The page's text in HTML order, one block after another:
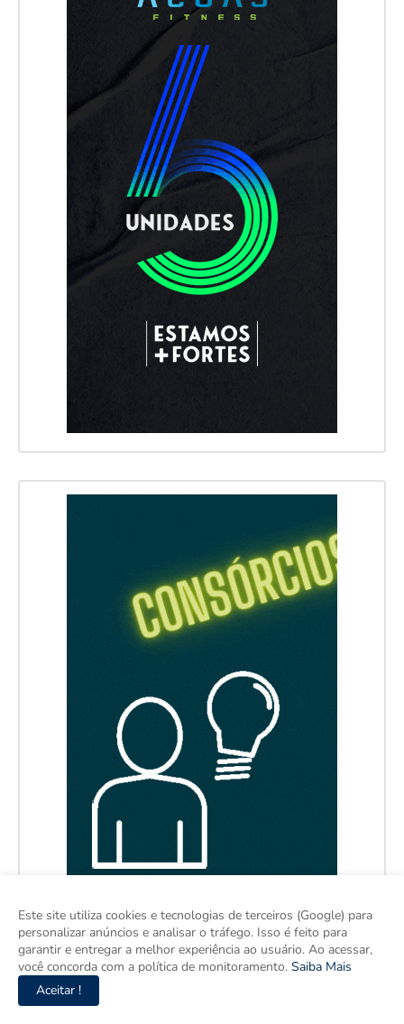
Este site utiliza cookies e tecnologias de terceiros (Google) para
personalizar anúncios e analisar o tráfego. Isso é feito para
garantir e entregar a melhor experiência ao usuário. Ao acessar,
você concorda com a política de monitoramento. Saiba Mais
Aceitar !